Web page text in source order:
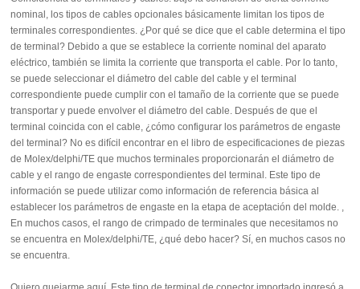
nominal, los tipos de cables opcionales básicamente limitan los tipos de
terminales correspondientes. ¿Por qué se dice que el cable determina el tipo
de terminal? Debido a que se establece la corriente nominal del aparato
eléctrico, también se limita la corriente que transporta el cable. Por lo tanto,
se puede seleccionar el diámetro del cable del cable y el terminal
correspondiente puede cumplir con el tamaño de la corriente que se puede
transportar y puede envolver el diámetro del cable. Después de que el
terminal coincida con el cable, ¿cómo configurar los parámetros de engaste
del terminal? No es difícil encontrar en el libro de especificaciones de piezas
de Molex/delphi/TE que muchos terminales proporcionarán el diámetro de
cable y el rango de engaste correspondientes del terminal. Este tipo de
información se puede utilizar como información de referencia básica al
establecer los parámetros de engaste en la etapa de aceptación del molde. ,
En muchos casos, el rango de crimpado de terminales que necesitamos no
se encuentra en Molex/delphi/TE, ¿qué debo hacer? Sí, en muchos casos no
se encuentra.